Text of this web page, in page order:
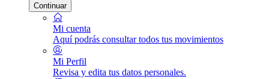
Continuar
Mi cuenta
Aquí podrás consultar todos tus movimientos
Mi Perfil
Revisa y edita tus datos personales.